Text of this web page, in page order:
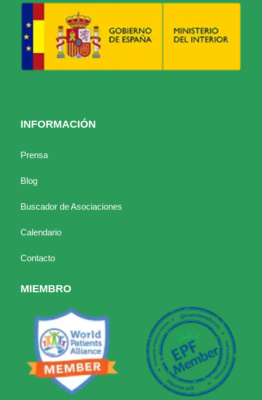
INFORMACIÓN
Prensa
Blog
Buscador de Asociaciones
Calendario
Contacto
MIEMBRO